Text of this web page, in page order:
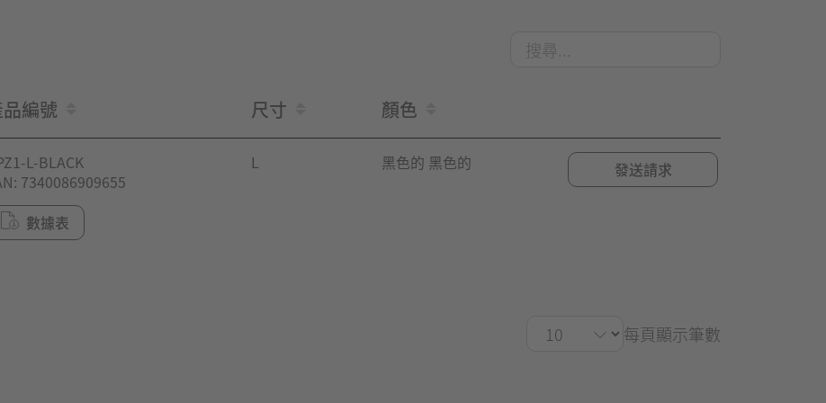
編號 尺寸 顏色
L-BLACK
7340086909655
數據表
L 黑色的 黑色的 發送請求
每頁顯示筆數